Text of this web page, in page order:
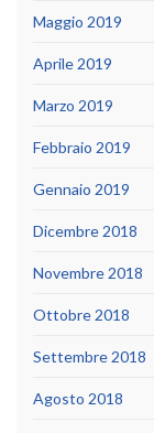
Maggio 2019
Aprile 2019
Marzo 2019
Febbraio 2019
Gennaio 2019
Dicembre 2018
Novembre 2018
Ottobre 2018
Settembre 2018
Agosto 2018